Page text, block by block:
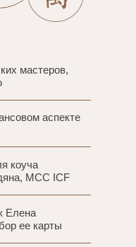
мастеров,
аспекте
коуча
MCC ICF
Елена
ее карты